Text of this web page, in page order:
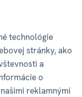
ALBI s.r.o.
technológie
stránky, ako
a
o
reklamnými